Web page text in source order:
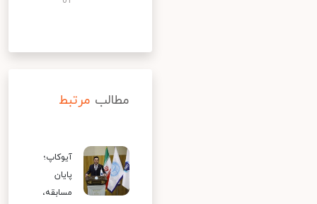
مطالب مرتبط
آیوکاپ؛
پایان
مسابقه،